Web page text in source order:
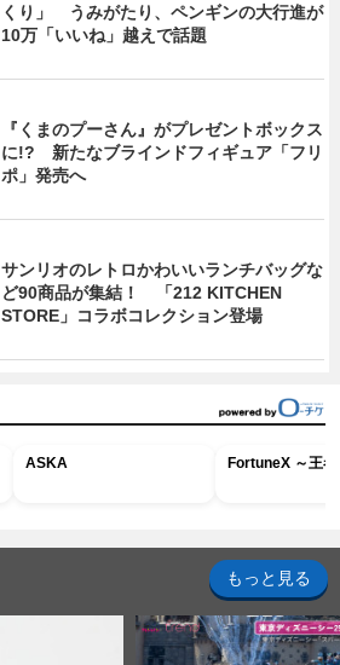
くり」 うみがたり、ペンギンの大行進が
10万「いいね」越えで話題
『くまのプーさん』がプレゼントボックス
に!? 新たなブラインドフィギュア「フリ
ポ」発売へ
サンリオのレトロかわいいランチバッグな
ど90商品が集結！ 「212 KITCHEN
STORE」コラボコレクション登場
ASKA FortuneX ～王
もっと見る